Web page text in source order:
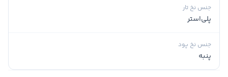
جنس نخ تار
پلی‌استر
جنس نخ پود
پنبه